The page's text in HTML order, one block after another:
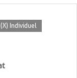
(X) Individuel